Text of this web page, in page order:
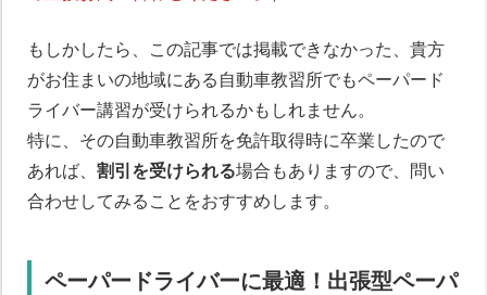
もしかしたら、この記事では掲載できなかった、貴方
がお住まいの地域にある自動車教習所でもペーパード
ライバー講習が受けられるかもしれません。
特に、その自動車教習所を免許取得時に卒業したので
あれば、 割引を受けられる場合もありますので、問い
合わせしてみることをおすすめします。
ペーパードライバーに最適！出張型ペーパ